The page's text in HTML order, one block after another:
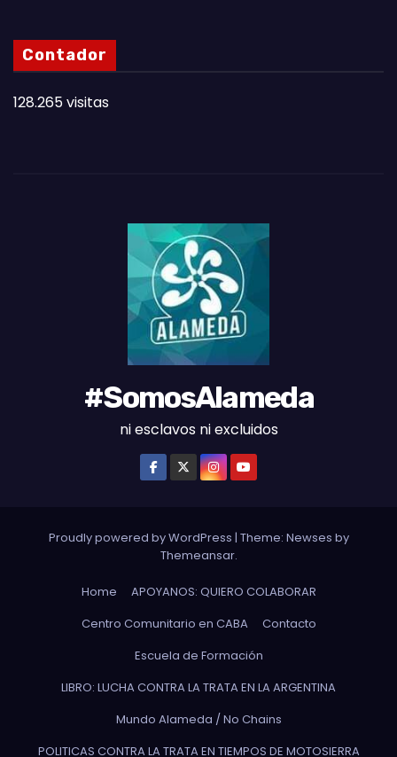
N
O
A
Contador
128.265 visitas
#SomosAlameda
ni esclavos ni excluidos
Proudly powered by WordPress | Theme: Newses by
Themeansar.
Home
APOYANOS: QUIERO COLABORAR
Centro Comunitario en CABA
Contacto
Escuela de Formación
LIBRO: LUCHA CONTRA LA TRATA EN LA ARGENTINA
Mundo Alameda / No Chains
POLITICAS CONTRA LA TRATA EN TIEMPOS DE MOTOSIERRA